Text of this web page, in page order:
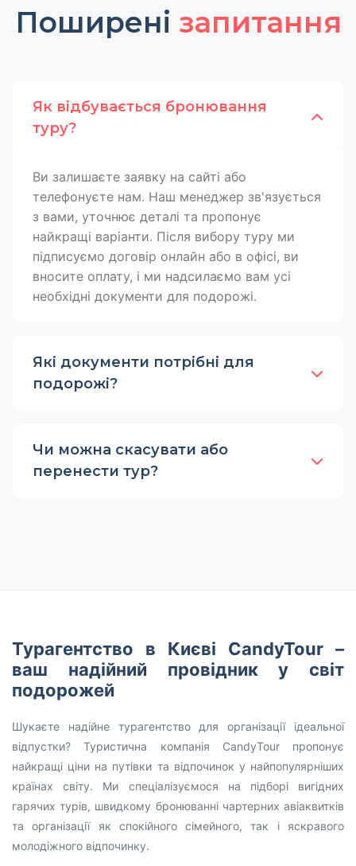
Поширені запитання
Як відбувається бронювання
туру?
Ви залишаєте заявку на сайті або
телефонуєте нам. Наш менеджер зв'язується
з вами, уточнює деталі та пропонує
найкращі варіанти. Після вибору туру ми
підписуємо договір онлайн або в офісі, ви
вносите оплату, і ми надсилаємо вам усі
необхідні документи для подорожі.
Які документи потрібні для
подорожі?
Чи можна скасувати або
перенести тур?
Турагентство в Києві CandyTour –
ваш надійний провідник у світ
подорожей
Шукаєте надійне турагентство для організації ідеальної
відпустки? Туристична компанія CandyTour пропонує
найкращі ціни на путівки та відпочинок у найпопулярніших
країнах світу. Ми спеціалізуємося на підборі вигідних
гарячих турів, швидкому бронюванні чартерних авіаквитків
та організації як спокійного сімейного, так і яскравого
молодіжного відпочинку.